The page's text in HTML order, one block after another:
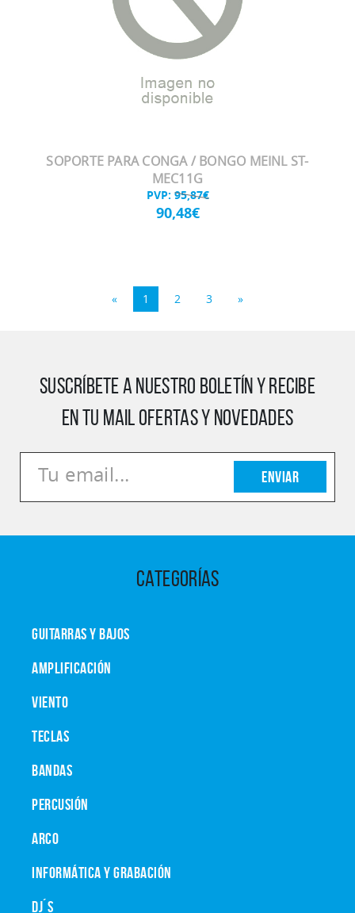
SOPORTE PARA CONGA / BONGO MEINL ST-
MEC11G
PVP: 95,87€
90,48€
« 1 2 3 »
SUSCRÍBETE A NUESTRO BOLETÍN Y RECIBE
EN TU MAIL OFERTAS Y NOVEDADES
Enviar
CATEGORÍAS
GUITARRAS Y BAJOS
AMPLIFICACIÓN
VIENTO
TECLAS
BANDAS
PERCUSIÓN
ARCO
INFORMÁTICA Y GRABACIÓN
DJ´S